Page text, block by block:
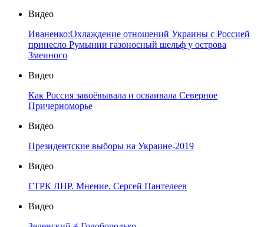
Видео
Иваненко:Охлаждение отношений Украины с Россией
принесло Румынии газоносный шельф у острова
Змеиного
Видео
Как Россия завоёвывала и осваивала Северное
Причерноморье
Видео
Президентские выборы на Украине-2019
Видео
ГТРК ЛНР. Мнение. Сергей Пантелеев
Видео